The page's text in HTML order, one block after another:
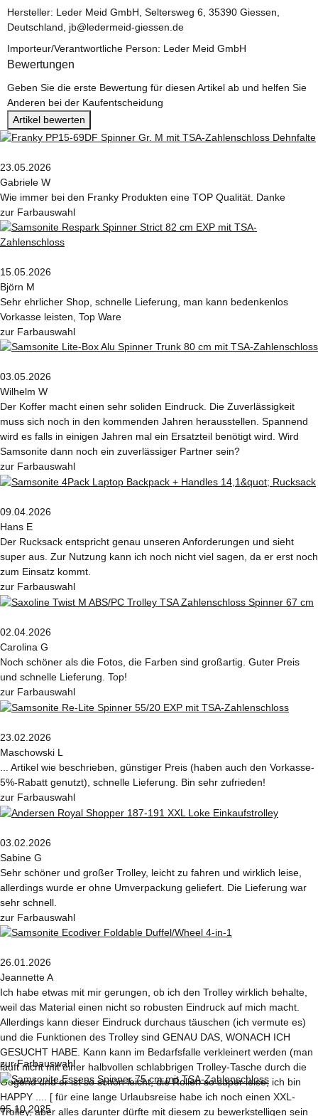
Hersteller: Leder Meid GmbH, Seltersweg 6, 35390 Giessen,
Deutschland, jb@ledermeid-giessen.de
Importeur/Verantwortliche Person: Leder Meid GmbH
Bewertungen
Geben Sie die erste Bewertung für diesen Artikel ab und helfen Sie
Anderen bei der Kaufentscheidung
Artikel bewerten
23.05.2026
Gabriele W
Wie immer bei den Franky Produkten eine TOP Qualität. Danke
zur Farbauswahl
15.05.2026
Björn M
Sehr ehrlicher Shop, schnelle Lieferung, man kann bedenkenlos
Vorkasse leisten, Top Ware
zur Farbauswahl
03.05.2026
Wilhelm W
Der Koffer macht einen sehr soliden Eindruck. Die Zuverlässigkeit
muss sich noch in den kommenden Jahren herausstellen. Spannend
wird es falls in einigen Jahren mal ein Ersatzteil benötigt wird. Wird
Samsonite dann noch ein zuverlässiger Partner sein?
zur Farbauswahl
09.04.2026
Hans E
Der Rucksack entspricht genau unseren Anforderungen und sieht
super aus. Zur Nutzung kann ich noch nicht viel sagen, da er erst noch
zum Einsatz kommt.
zur Farbauswahl
02.04.2026
Carolina G
Noch schöner als die Fotos, die Farben sind großartig. Guter Preis
und schnelle Lieferung. Top!
zur Farbauswahl
23.02.2026
Maschowski L
... Artikel wie beschrieben, günstiger Preis (haben auch den Vorkasse-
5%-Rabatt genutzt), schnelle Lieferung. Bin sehr zufrieden!
zur Farbauswahl
03.02.2026
Sabine G
Sehr schöner und großer Trolley, leicht zu fahren und wirklich leise,
allerdings wurde er ohne Umverpackung geliefert. Die Lieferung war
sehr schnell.
zur Farbauswahl
26.01.2026
Jeannette A
Ich habe etwas mit mir gerungen, ob ich den Trolley wirklich behalte,
weil das Material einen nicht so robusten Eindruck auf mich macht.
Allerdings kann dieser Eindruck durchaus täuschen (ich vermute es)
und die Funktionen des Trolley sind GENAU DAS, WONACH ICH
GESUCHT HABE. Kann kann im Bedarfsfalle verkleinert werden (man
läuft nicht mit einer halbvollen schlabbrigen Trolley-Tasche durch die
Gegend und er ist so schön leicht, die Rollen so super leise, ich bin
HAPPY .... [ für eine lange Urlaubsreise habe ich noch einen XXL-
Trolley, aber alles darunter dürfte mit diesem zu bewerkstelligen sein
zur Farbauswahl
05.10.2025